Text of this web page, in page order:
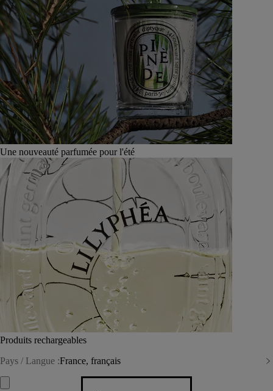
Une nouveauté parfumée pour l'été
Produits rechargeables
Pays / Langue :France, français